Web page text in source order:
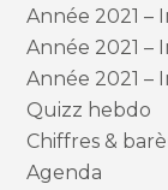
Année 2021 –
Année 2021 –
Année 2021 –
Quizz hebdo
Chiffres &
Agenda